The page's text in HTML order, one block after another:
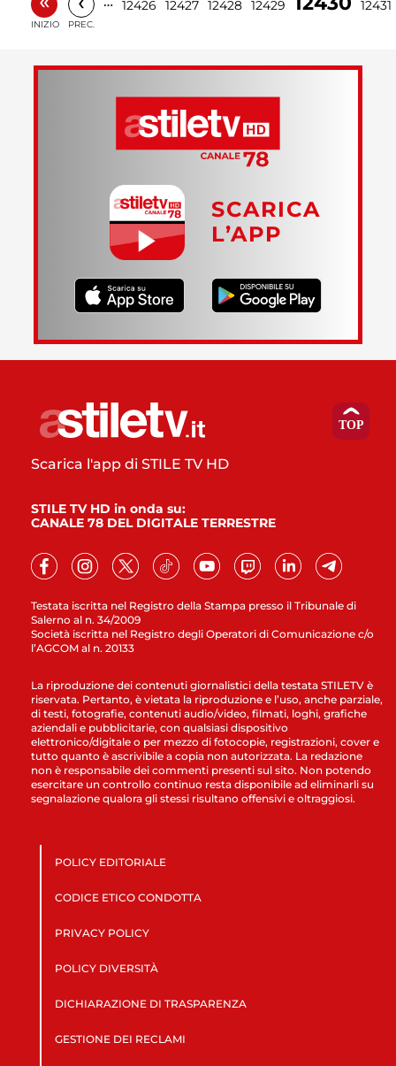
INIZIO PREC.
12426 12427 12428 12429 12431
SCARICA
L’APP
Testata iscritta nel Registro della Stampa presso il Tribunale di
Salerno al n. 34/2009
Società iscritta nel Registro degli Operatori di Comunicazione c/o
l’AGCOM al n. 20133
Scarica l'app di STILE TV HD
STILE TV HD in onda su:
CANALE 78 DEL DIGITALE TERRESTRE
La riproduzione dei contenuti giornalistici della testata STILETV è
riservata. Pertanto, è vietata la riproduzione e l’uso, anche parziale,
di testi, fotografie, contenuti audio/video, filmati, loghi, grafiche
aziendali e pubblicitarie, con qualsiasi dispositivo
elettronico/digitale o per mezzo di fotocopie, registrazioni, cover e
tutto quanto è ascrivibile a copia non autorizzata. La redazione
non è responsabile dei commenti presenti sul sito. Non potendo
esercitare un controllo continuo resta disponibile ad eliminarli su
segnalazione qualora gli stessi risultano offensivi e oltraggiosi.
POLICY EDITORIALE
CODICE ETICO CONDOTTA
PRIVACY POLICY
POLICY DIVERSITÀ
DICHIARAZIONE DI TRASPARENZA
GESTIONE DEI RECLAMI